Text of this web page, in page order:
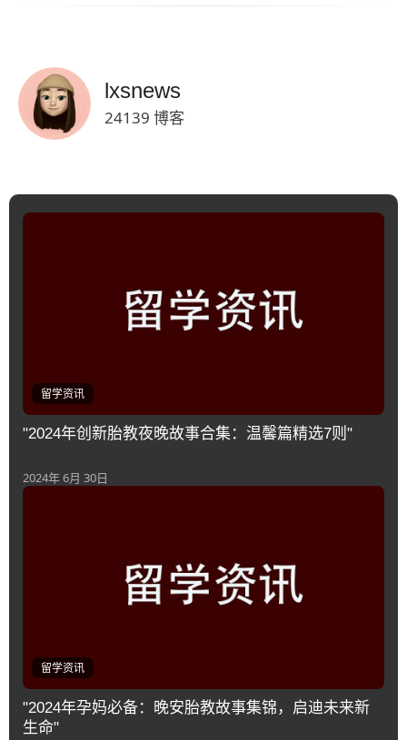
lxsnews
24139 博客
留学资讯
"2024年创新胎教夜晚故事合集：温馨篇精选7则"
2024年 6月 30日
留学资讯
"2024年孕妈必备：晚安胎教故事集锦，启迪未来新
生命"